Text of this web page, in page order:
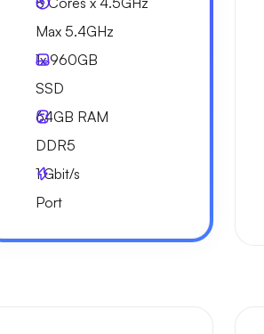
Max 5.4GHz
1x960GB
SSD
64GB RAM
DDR5
1Gbit/s
Port